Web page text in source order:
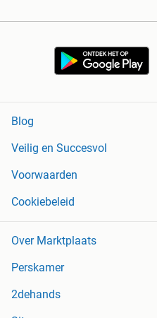
Blog
Veilig en Succesvol
Voorwaarden
Cookiebeleid
Over Marktplaats
Perskamer
2dehands